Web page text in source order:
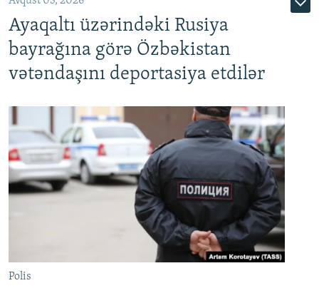
Ayaqaltı üzərindəki Rusiya
bayrağına görə Özbəkistan
vətəndaşını deportasiya etdilər
Polis